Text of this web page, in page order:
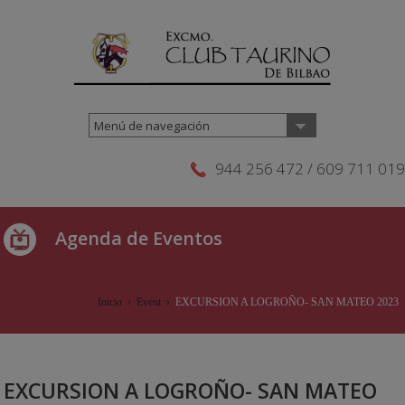
Menú de navegación
944 256 472 / 609 711 019
Agenda de Eventos
Inicio› Event› EXCURSION A LOGROÑO- SAN MATEO 2023
EXCURSION A LOGROÑO- SAN MATEO